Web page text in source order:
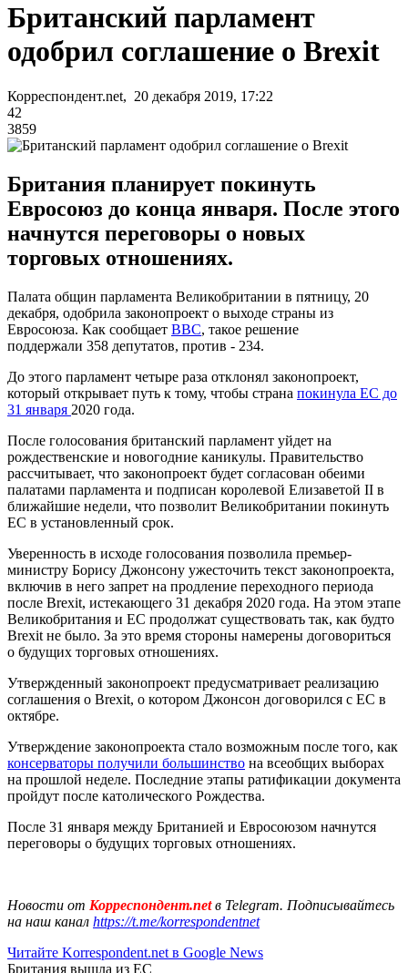
Британский парламент
одобрил соглашение о Brexit
Корреспондент.net, 20 декабря 2019, 17:22
42
3859
Британия планирует покинуть
Евросоюз до конца января. После этого
начнутся переговоры о новых
торговых отношениях.
Палата общин парламента Великобритании в пятницу, 20
декабря, одобрила законопроект о выходе страны из
Евросоюза. Как сообщает BBC, такое решение
поддержали 358 депутатов, против - 234.
До этого парламент четыре раза отклонял законопроект,
который открывает путь к тому, чтобы страна покинула ЕС до
31 января 2020 года.
После голосования британский парламент уйдет на
рождественские и новогодние каникулы. Правительство
рассчитывает, что законопроект будет согласован обеими
палатами парламента и подписан королевой Елизаветой II в
ближайшие недели, что позволит Великобритании покинуть
ЕС в установленный срок.
Уверенность в исходе голосования позволила премьер-
министру Борису Джонсону ужесточить текст законопроекта,
включив в него запрет на продление переходного периода
после Brexit, истекающего 31 декабря 2020 года. На этом этапе
Великобритания и ЕС продолжат существовать так, как будто
Brexit не было. За это время стороны намерены договориться
о будущих торговых отношениях.
Утвержденный законопроект предусматривает реализацию
соглашения о Brexit, о котором Джонсон договорился с ЕС в
октябре.
Утверждение законопроекта стало возможным после того, как
консерваторы получили большинство на всеобщих выборах
на прошлой неделе. Последние этапы ратификации документа
пройдут после католического Рождества.
После 31 января между Британией и Евросоюзом начнутся
переговоры о будущих торговых отношениях.
Новости от Корреспондент.netв Telegram. Подписывайтесь
на наш канал https://t.me/korrespondentnet
Читайте Korrespondent.net в Google News
Британия вышла из ЕС